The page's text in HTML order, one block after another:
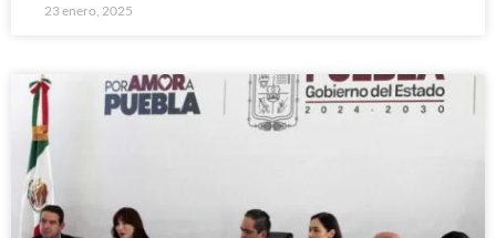
23 enero, 2025